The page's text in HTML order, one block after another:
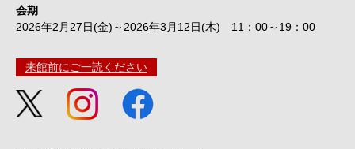
会期
2026年2月27日(金)～2026年3月12日(木) 11：00～19：00
来館前にご一読ください